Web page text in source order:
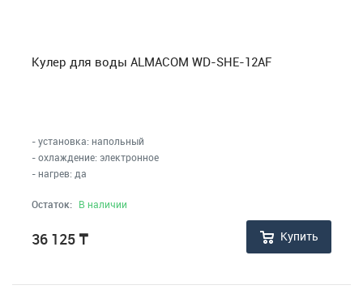
Кулер для воды ALMACOM WD-SHE-12AF
- установка: напольный
- охлаждение: электронное
- нагрев: да
Остаток: В наличии
36 125 ₸ Купить